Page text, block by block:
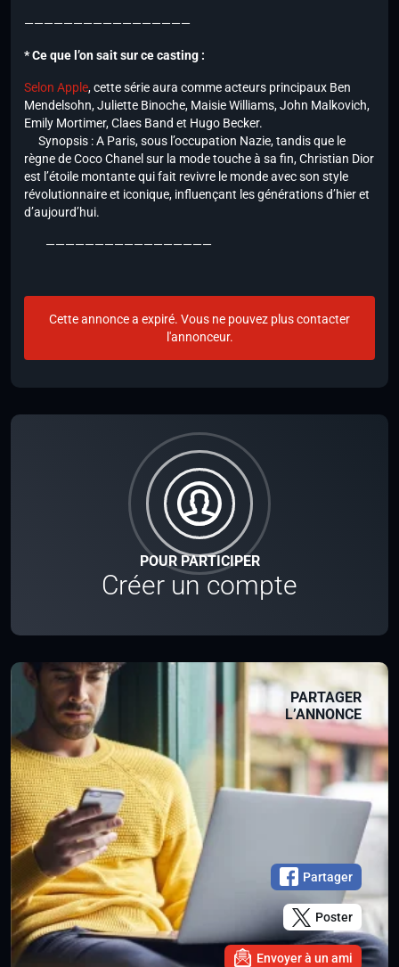
POUR PARTICIPER
Créer un compte
PARTAGER
L’ANNONCE
Partager
Poster
Envoyer à un ami
—————————————————
* Ce que l’on sait sur ce casting :
Selon Apple, cette série aura comme acteurs principaux Ben
Mendelsohn, Juliette Binoche, Maisie Williams, John Malkovich,
Emily Mortimer, Claes Band et Hugo Becker.
Synopsis : A Paris, sous l’occupation Nazie, tandis que le
règne de Coco Chanel sur la mode touche à sa fin, Christian Dior
est l’étoile montante qui fait revivre le monde avec son style
révolutionnaire et iconique, influençant les générations d’hier et
d’aujourd’hui.
—————————————————
Cette annonce a expiré. Vous ne pouvez plus contacter
l'annonceur.